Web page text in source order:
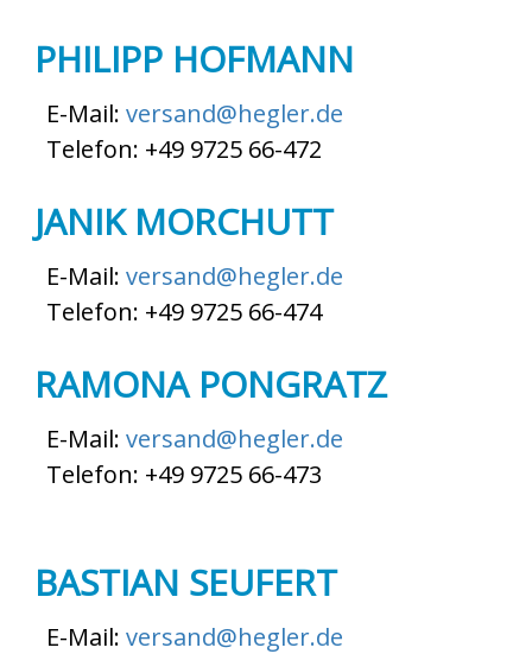
PHILIPP HOFMANN
E-Mail: versand@hegler.de
Telefon: +49 9725 66-472
JANIK MORCHUTT
E-Mail: versand@hegler.de
Telefon: +49 9725 66-474
RAMONA PONGRATZ
E-Mail: versand@hegler.de
Telefon: +49 9725 66-473
BASTIAN SEUFERT
E-Mail: versand@hegler.de